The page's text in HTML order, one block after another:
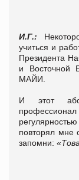
И.Г.:
учиться и
Президента
и Восточной
МАЙИ.
И этот
повторял мне
запомни: «